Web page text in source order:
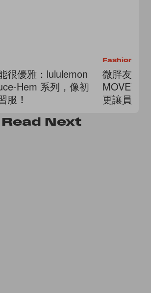
很優雅：lululemon
Hem 系列，像初
服！
Fashion
微胖友好
更讓員工
Read Next